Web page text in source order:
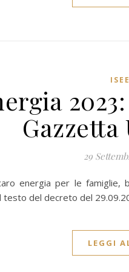
ISEE
29
energia per le famiglie,
testo del decreto del
LEGGI